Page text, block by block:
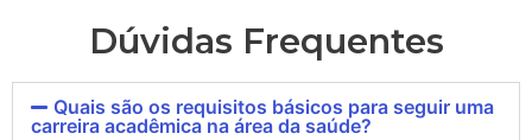
Dúvidas Frequentes
Quais são os requisitos básicos para seguir uma
carreira acadêmica na área da saúde?